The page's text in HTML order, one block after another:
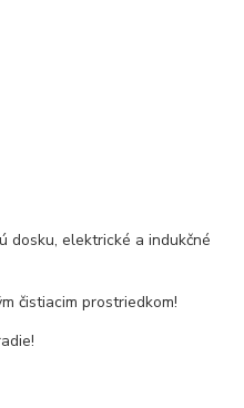
dosku, elektrické a indukčné
čistiacim prostriedkom!